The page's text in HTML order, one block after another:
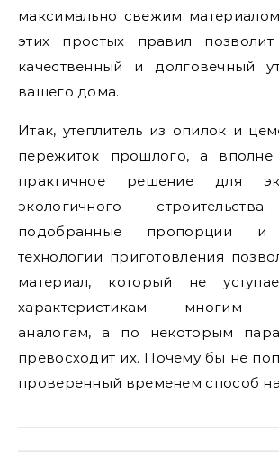
максимально свежим
этих простых правил
качественный и долговечный
вашего дома.
Итак, утеплитель из опилок и
пережиток прошлого, а вполне
практичное решение для
экологичного
подобранные пропорции и
технологии приготовления
материал, который не
характеристикам многим
аналогам, а по некоторым
превосходит их. Почему бы не
проверенный временем способ